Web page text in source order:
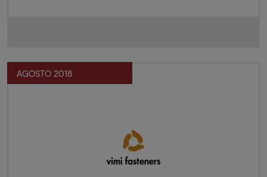
AGOSTO 2018